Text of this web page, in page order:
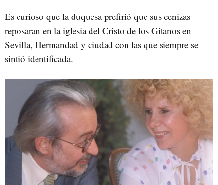
Es curioso que la duquesa prefirió que sus cenizas
reposaran en la iglesia del Cristo de los Gitanos en
Sevilla, Hermandad y ciudad con las que siempre se
sintió identificada.